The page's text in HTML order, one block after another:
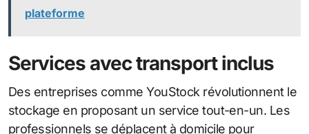
plateforme
Services avec transport inclus
Des entreprises comme YouStock révolutionnent le
stockage en proposant un service tout-en-un. Les
professionnels se déplacent à domicile pour